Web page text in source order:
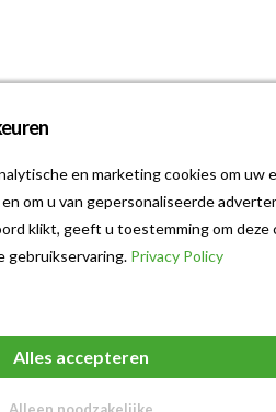
en marketing cookies om uw
om u van gepersonaliseerde
klikt, geeft u toestemming om deze
gebruikservaring. Privacy Policy
Alles accepteren